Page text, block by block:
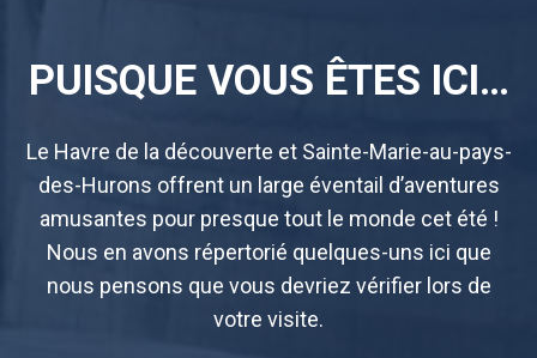
PUISQUE VOUS ÊTES ICI…
Le Havre de la découverte et Sainte-Marie-au-pays-
des-Hurons offrent un large éventail d’aventures
amusantes pour presque tout le monde cet été !
Nous en avons répertorié quelques-uns ici que
nous pensons que vous devriez vérifier lors de
votre visite.